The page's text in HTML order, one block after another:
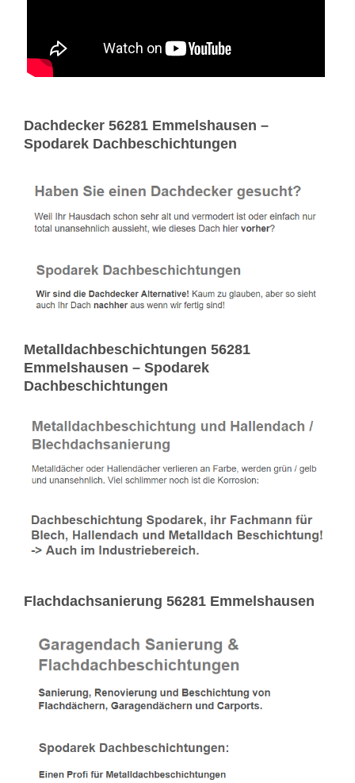
Dachdecker 56281 Emmelshausen –
Spodarek Dachbeschichtungen
Metalldachbeschichtungen 56281
Emmelshausen – Spodarek
Dachbeschichtungen
Flachdachsanierung 56281 Emmelshausen